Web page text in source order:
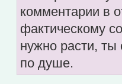
комментарии в
фактическому
нужно расти,
по душе.